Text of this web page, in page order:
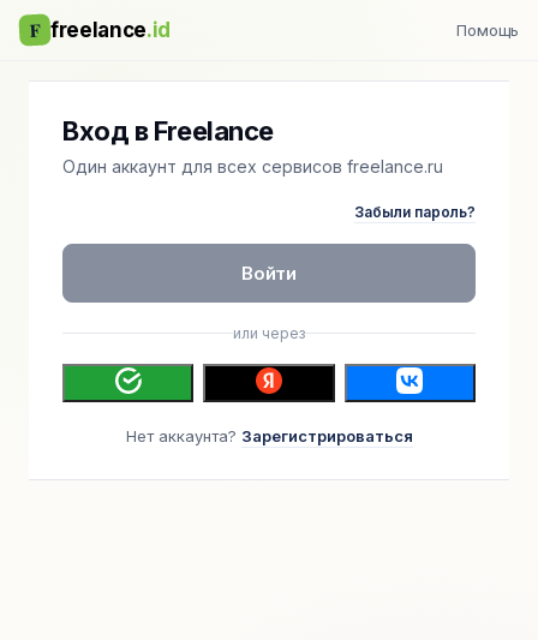
F freelance.id Помощь
Вход в Freelance
Один аккаунт для всех сервисов freelance.ru
Забыли пароль?
Войти
или через
Нет аккаунта? Зарегистрироваться